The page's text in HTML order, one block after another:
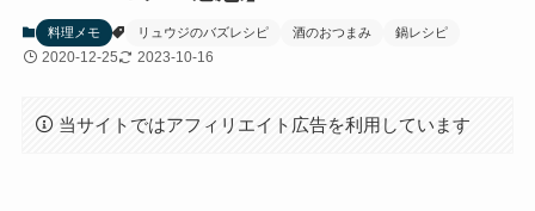
料理メモ リュウジのバズレシピ 酒のおつまみ 鍋レシピ
2020-12-25 2023-10-16
当サイトではアフィリエイト広告を利用しています